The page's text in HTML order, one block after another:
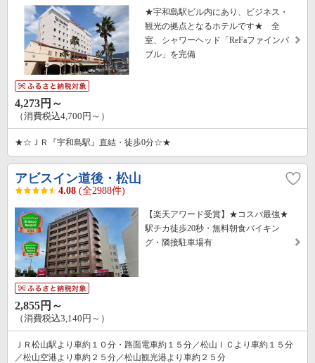
★宇和島駅ビル内にあり、ビジネス・
観光の拠点となるホテルです★ 全
室、シャワーヘッド「ReFaファインバ
ブル」を完備
4,273円～
（消費税込4,700円～）
★☆ＪＲ『宇和島駅』直結・徒歩0分☆★
アビスイン道後・松山
4.08 (全2988件)
【楽天アワード受賞】★コスパ最強★
駅チカ徒歩20秒・無料朝食バイキン
グ・隣接駐車場有
2,855円～
（消費税込3,140円～）
ＪＲ松山駅より車約１０分・路面電車約１５分／松山ＩＣより車約１５分
／松山空港より車約２５分／松山観光港より車約２５分